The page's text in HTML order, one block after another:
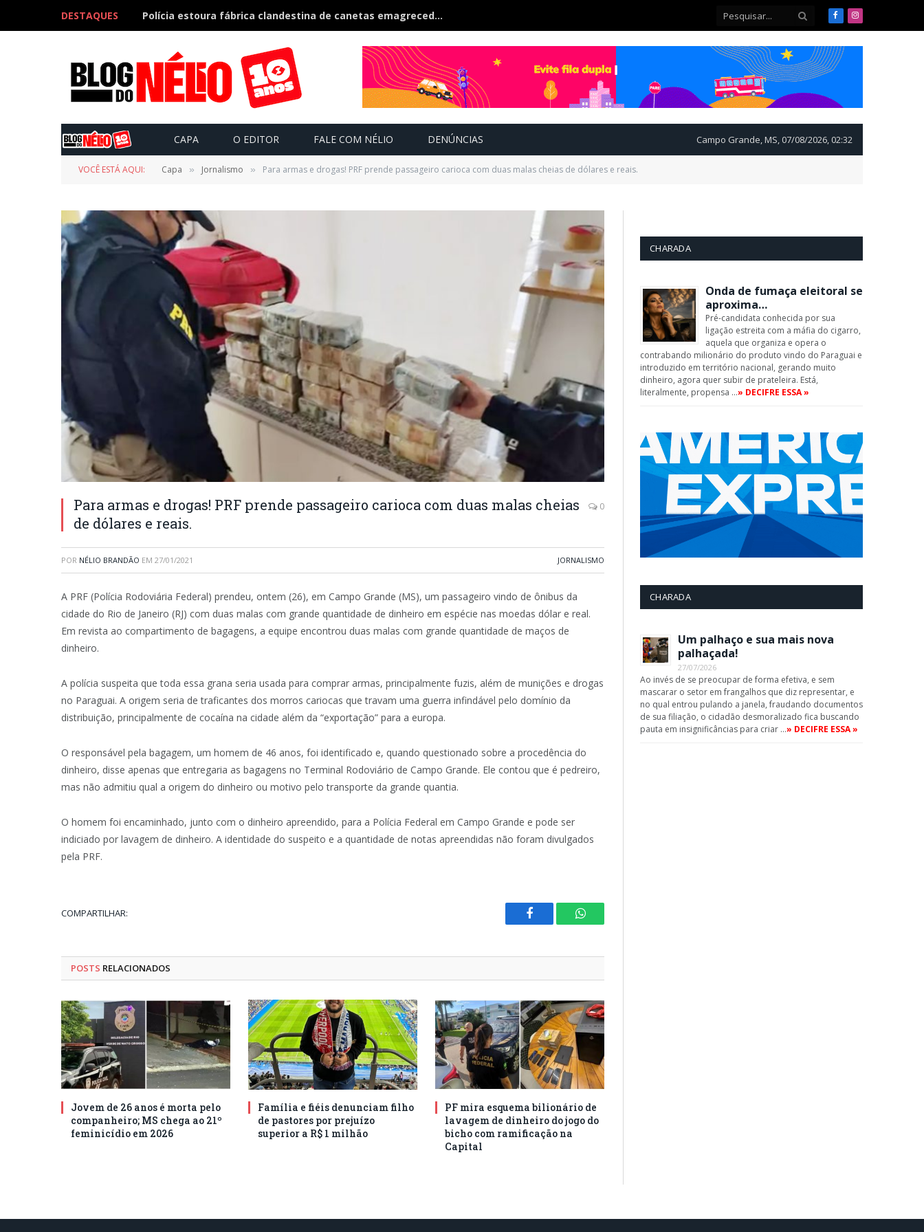
DESTAQUES Polícia estoura fábrica clandestina de canetas emagrecedoras é fechada na fronteira FacebookInstagram
CAPA O EDITOR FALE COM NÉLIO DENÚNCIAS Campo Grande, MS, 07/08/2026, 02:32
VOCÊ ESTÁ AQUI: Capa » Jornalismo » Para armas e drogas! PRF prende passageiro carioca com duas malas cheias de dólares e reais.
Para armas e drogas! PRF prende passageiro carioca com duas malas cheias
de dólares e reais.
0
POR NÉLIO BRANDÃO EM 27/01/2021 JORNALISMO
A PRF (Polícia Rodoviária Federal) prendeu, ontem (26), em Campo Grande (MS), um passageiro vindo de ônibus da
cidade do Rio de Janeiro (RJ) com duas malas com grande quantidade de dinheiro em espécie nas moedas dólar e real.
Em revista ao compartimento de bagagens, a equipe encontrou duas malas com grande quantidade de maços de
dinheiro.
A polícia suspeita que toda essa grana seria usada para comprar armas, principalmente fuzis, além de munições e drogas
no Paraguai. A origem seria de traficantes dos morros cariocas que travam uma guerra infindável pelo domínio da
distribuição, principalmente de cocaína na cidade além da “exportação” para a europa.
O responsável pela bagagem, um homem de 46 anos, foi identificado e, quando questionado sobre a procedência do
dinheiro, disse apenas que entregaria as bagagens no Terminal Rodoviário de Campo Grande. Ele contou que é pedreiro,
mas não admitiu qual a origem do dinheiro ou motivo pelo transporte da grande quantia.
O homem foi encaminhado, junto com o dinheiro apreendido, para a Polícia Federal em Campo Grande e pode ser
indiciado por lavagem de dinheiro. A identidade do suspeito e a quantidade de notas apreendidas não foram divulgados
pela PRF.
COMPARTILHAR:
Facebook WhatsApp
POSTS RELACIONADOS
Jovem de 26 anos é morta pelo
companheiro; MS chega ao 21º
feminicídio em 2026
Família e fiéis denunciam filho
de pastores por prejuízo
superior a R$ 1 milhão
PF mira esquema bilionário de
lavagem de dinheiro do jogo do
bicho com ramificação na
Capital
CHARADA
Onda de fumaça eleitoral se
aproxima…
Pré-candidata conhecida por sua
ligação estreita com a máfia do cigarro,
aquela que organiza e opera o
contrabando milionário do produto vindo do Paraguai e
introduzido em território nacional, gerando muito
dinheiro, agora quer subir de prateleira. Está,
literalmente, propensa …» DECIFRE ESSA »
CHARADA
Um palhaço e sua mais nova
palhaçada!
27/07/2026
Ao invés de se preocupar de forma efetiva, e sem
mascarar o setor em frangalhos que diz representar, e
no qual entrou pulando a janela, fraudando documentos
de sua filiação, o cidadão desmoralizado fica buscando
pauta em insignificâncias para criar …» DECIFRE ESSA »